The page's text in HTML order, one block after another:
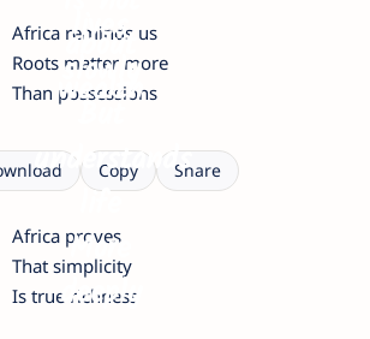
about
wealth
Africa reminds us
Roots matter more
Than possessions
lives
slowly
But
understands
life
More
deeply
Copy Share
Africa proves
That simplicity
Is true richness